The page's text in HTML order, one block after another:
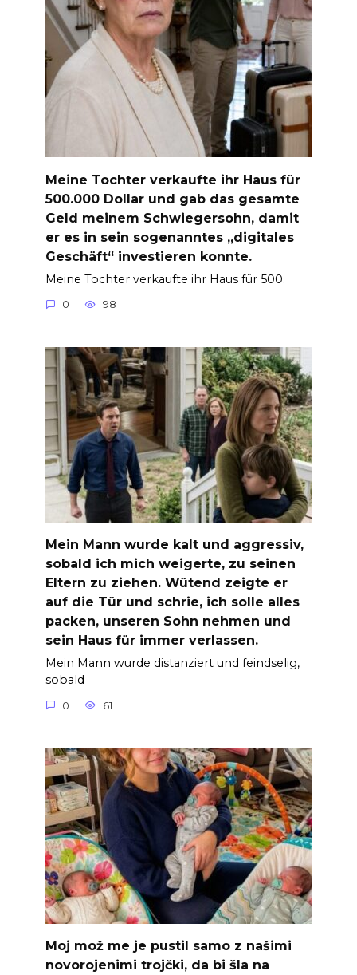
Meine Tochter verkaufte ihr Haus für
500.000 Dollar und gab das gesamte
Geld meinem Schwiegersohn, damit
er es in sein sogenanntes „digitales
Geschäft“ investieren konnte.
Meine Tochter verkaufte ihr Haus für 500.
0 98
Mein Mann wurde kalt und aggressiv,
sobald ich mich weigerte, zu seinen
Eltern zu ziehen. Wütend zeigte er
auf die Tür und schrie, ich solle alles
packen, unseren Sohn nehmen und
sein Haus für immer verlassen.
Mein Mann wurde distanziert und feindselig,
sobald
0 61
Moj mož me je pustil samo z našimi
novorojenimi trojčki, da bi šla na